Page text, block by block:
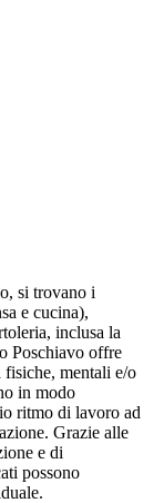
si trovano i
e cucina),
inclusa la
Poschiavo offre
mentali e/o
in modo
ritmo di lavoro ad
Grazie alle
e di
possono